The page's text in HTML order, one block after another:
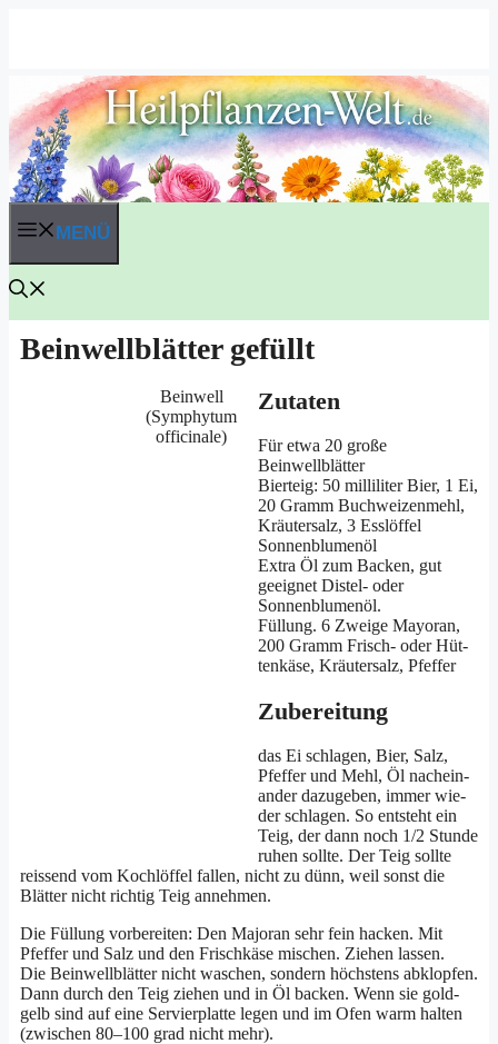
MENÜ
Beinwellblätter gefüllt
Bein­well
(Sym­phy­tum
officinale)
Zutaten
Für etwa 20 gro­ße
Beinwellblätter
Bier­teig: 50 mil­li­li­ter Bier, 1 Ei,
20 Gramm Buch­wei­zen­mehl,
Kräu­ter­salz, 3 Ess­löf­fel
Sonnenblumenöl
Extra Öl zum Backen, gut
geeig­net Dis­tel- oder
Sonnenblumenöl.
Fül­lung. 6 Zwei­ge Mayoran,
200 Gramm Frisch- oder Hüt­
ten­kä­se, Kräu­ter­salz, Pfeffer
Zubereitung
das Ei schla­gen, Bier, Salz,
Pfef­fer und Mehl, Öl nach­ein­
an­der dazu­ge­ben, immer wie­
der schla­gen. So ent­steht ein
Teig, der dann noch 1/​2 Stun­de
ruhen soll­te. Der Teig soll­te
reis­send vom Koch­löf­fel fal­len, nicht zu dünn, weil sonst die
Blät­ter nicht rich­tig Teig annehmen.
Die Fül­lung vor­be­rei­ten: Den Majo­ran sehr fein hacken. Mit
Pfef­fer und Salz und den Frisch­kä­se mischen. Zie­hen lassen.
Die Bein­well­blät­ter nicht waschen, son­dern höchs­tens abklop­fen.
Dann durch den Teig zie­hen und in Öl backen. Wenn sie gold­
gelb sind auf eine Ser­vier­plat­te legen und im Ofen warm hal­ten
(zwi­schen 80–100 grad nicht mehr).